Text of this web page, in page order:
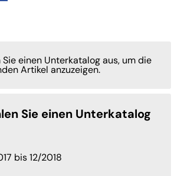
einen Unterkatalog aus, um die
Artikel anzuzeigen.
Sie einen Unterkatalog
bis 12/2018